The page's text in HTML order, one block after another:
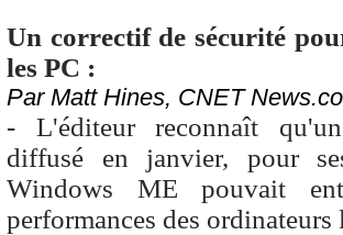
Un correctif de sécurité
les PC :
Par Matt Hines, CNET
- L'éditeur reconnaît
diffusé en janvier, pour
Windows ME pouvait
performances des